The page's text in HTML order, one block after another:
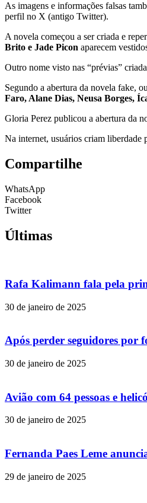
As imagens e informações falsas
perfil no X (antigo Twitter).
A novela começou a ser criada e
Brito e Jade Picon aparecem
Outro nome visto nas “prévias”
Segundo a abertura da novela fake,
Faro, Alane Dias, Neusa Borges,
Gloria Perez publicou a abertura da
Na internet, usuários criam liberdade
Compartilhe
WhatsApp
Facebook
Twitter
Últimas
Rafa Kalimann fala pela
30 de janeiro de 2025
Após perder seguidores por
30 de janeiro de 2025
Avião com 64 pessoas e
30 de janeiro de 2025
Fernanda Paes Leme
29 de janeiro de 2025